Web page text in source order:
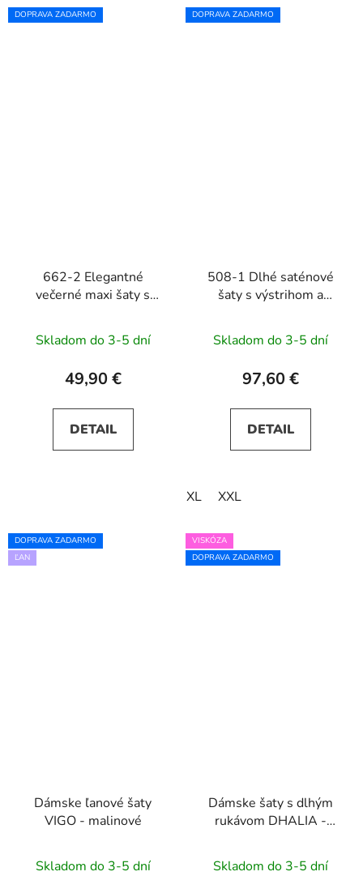
DOPRAVA ZADARMO
662-2 Elegantné
večerné maxi šaty s
- čierne
Skladom do 3-5 dní
49,90 €
DETAIL
DOPRAVA ZADARMO
508-1 Dlhé saténové
šaty s výstrihom a
tmavomodré
Skladom do 3-5 dní
97,60 €
DETAIL
XL XXL
DOPRAVA ZADARMO
ĽAN
Dámske ľanové šaty
VIGO - malinové
Skladom do 3-5 dní
VISKÓZA
DOPRAVA ZADARMO
Dámske šaty s dlhým
rukávom DHALIA -
Skladom do 3-5 dní